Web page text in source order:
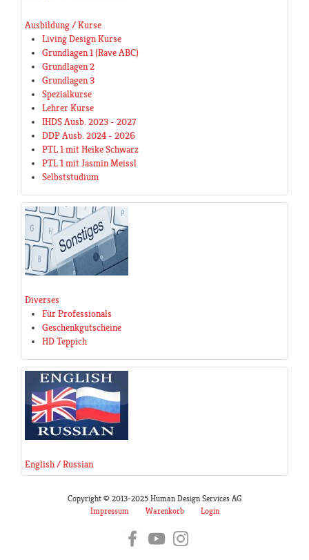
Ausbildung / Kurse
Living Design Kurse
Grundlagen 1 (Rave ABC)
Grundlagen 2
Grundlagen 3
Spezialkurse
Lehrer Kurse
IHDS Ausb. 2023 - 2027
DDP Ausb. 2024 - 2026
PTL 1 mit Heike Schwarz
PTL 1 mit Jasmin Meissl
Selbststudium
Diverses
Für Professionals
Geschenkgutscheine
HD Teppich
English / Russian
Copyright © 2013-2025 Human Design Services AG
Impressum
Warenkorb Login